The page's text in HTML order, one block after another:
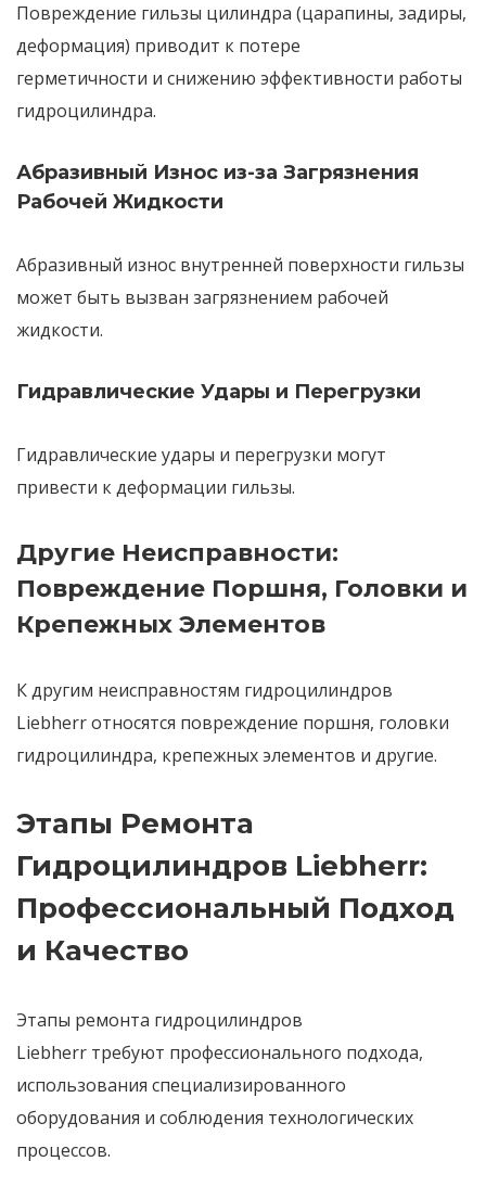
Повреждение гильзы цилиндра (царапины, задиры,
деформация) приводит к потере
герметичности и снижению эффективности работы
гидроцилиндра.
Абразивный Износ из-за Загрязнения
Рабочей Жидкости
Абразивный износ внутренней поверхности гильзы
может быть вызван загрязнением рабочей
жидкости.
Гидравлические Удары и Перегрузки
Гидравлические удары и перегрузки могут
привести к деформации гильзы.
Другие Неисправности:
Повреждение Поршня, Головки и
Крепежных Элементов
Кдругим неисправностям гидроцилиндров
Liebherrотносятся повреждение поршня, головки
гидроцилиндра, крепежных элементов и другие.
Этапы Ремонта
Гидроцилиндров Liebherr:
Профессиональный Подход
и Качество
Этапы ремонта гидроцилиндров
Liebherr требуют профессионального подхода,
использования специализированного
оборудования и соблюдения технологических
процессов.